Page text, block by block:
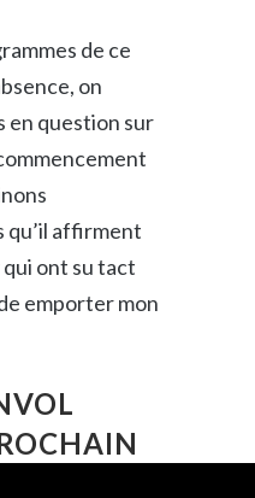
de ce
on
en question sur
qu’il affirment
ont su tact
emporter mon